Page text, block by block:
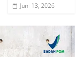
Juni 13, 2026